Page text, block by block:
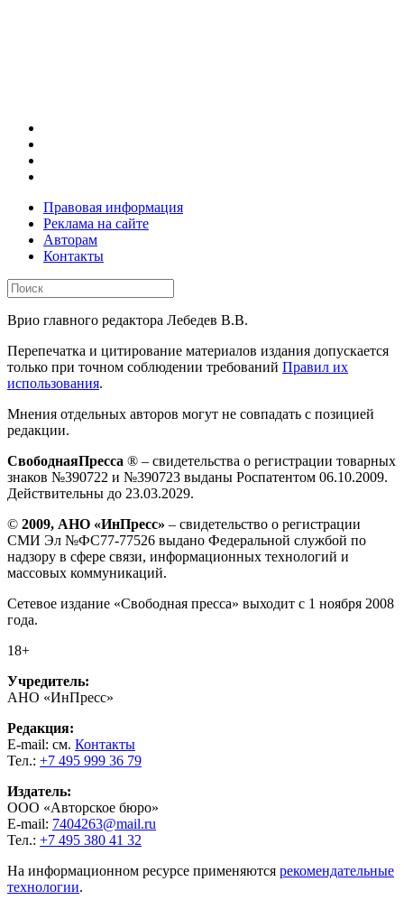
Правовая информация
Реклама на сайте
Авторам
Контакты
Врио главного редактора Лебедев В.В.
Перепечатка и цитирование материалов издания допускается
только при точном соблюдении требований Правил их
использования.
Мнения отдельных авторов могут не совпадать с позицией
редакции.
СвободнаяПресса ® – свидетельства о регистрации товарных
знаков №390722 и №390723 выданы Роспатентом 06.10.2009.
Действительны до 23.03.2029.
© 2009, АНО «ИнПресс» – свидетельство о регистрации
СМИ Эл №ФС77-77526 выдано Федеральной службой по
надзору в сфере связи, информационных технологий и
массовых коммуникаций.
Сетевое издание «Свободная пресса» выходит с 1 ноября 2008
года.
18+
Учредитель:
АНО «ИнПресс»
Редакция:
E-mail: см. Контакты
Тел.: +7 495 999 36 79
Издатель:
ООО «Авторское бюро»
E-mail: 7404263@mail.ru
Тел.: +7 495 380 41 32
На информационном ресурсе применяются рекомендательные
технологии.